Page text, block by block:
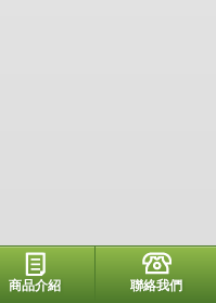
商品介紹 聯絡我們